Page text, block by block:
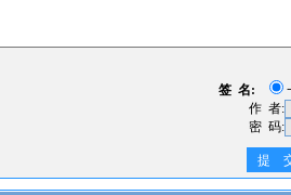
签 名:
作 者:
密 码:
提